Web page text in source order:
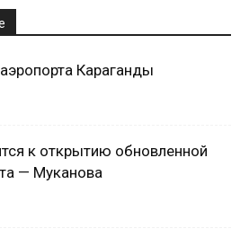
Караганды
к открытию обновленной
— Муканова